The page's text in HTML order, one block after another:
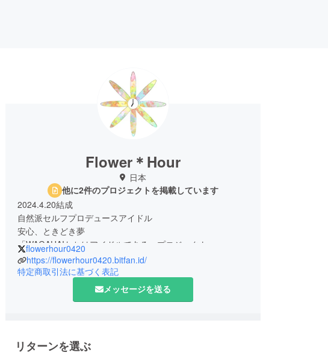
Flower＊Hour
日本
他に2件のプロジェクトを掲載しています
2024.4.20結成
自然派セルフプロデュースアイドル
安心、ときどき夢
「WAGAHAIたちはアイドルである」プロジェクト
flowerhour0420
https://flowerhour0420.bitfan.id/
特定商取引法に基づく表記
メッセージを送る
リターンを選ぶ